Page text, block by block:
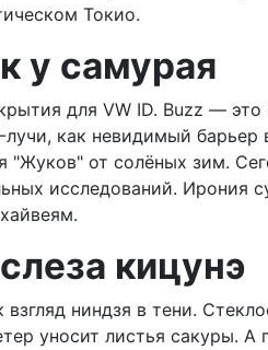
Токио.
у самурая
для VW ID. Buzz —
как невидимый
"Жуков" от солёных зим.
исследований. Ирония
кицунэ
ниндзя в тени.
уносит листья сакуры. А